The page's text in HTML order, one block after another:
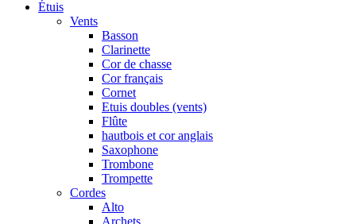
Étuis
Vents
Basson
Clarinette
Cor de chasse
Cor français
Cornet
Etuis doubles (vents)
Flûte
hautbois et cor anglais
Saxophone
Trombone
Trompette
Cordes
Alto
Archets